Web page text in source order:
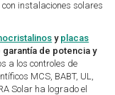
instalaciones solares
y placas
de potencia y
a los controles de
MCS, BABT, UL,
Solar ha logrado el